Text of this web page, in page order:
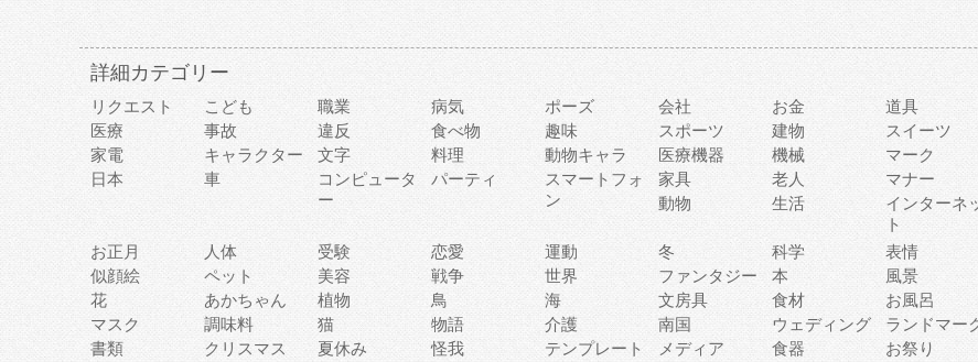
詳細カテゴリー
リクエスト こども 職業 病気 ポーズ 会社 お金 道具
医療
事故 違反 食べ物 趣味 スポーツ 建物 スイーツ
家電
キャラクター 文字 料理 動物キャラ 医療機器 機械 マーク
日本
車
コンピュータ
ー
パーティ
スマートフォ
ン
家具 老人 マナー
動物
生活
インターネ
ト
お正月
人体 受験 恋愛 運動 冬 科学 表情
似顔絵
ペット 美容 戦争 世界 ファンタジー 本 風景
花
あかちゃん 植物 鳥 海 文房具 食材 お風呂
マスク
調味料 猫 物語 介護 南国 ウェディング ランドマー
書類
クリスマス 夏休み 怪我 テンプレート メディア 食器 お祭り